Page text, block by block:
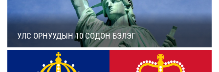
УЛС ОРНУУДЫН 10 СОДОН БЭЛЭГ